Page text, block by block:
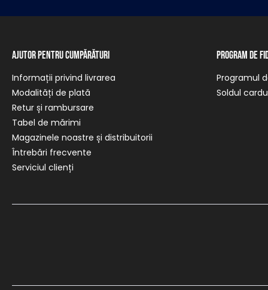
Ajutor pentru cumpărături
Informații privind livrarea
Modalități de plată
Retur și rambursare
Tabel de mărimi
Magazinele noastre și distribuitorii
Întrebări frecvente
Serviciul clienți
Program de
Programul
Soldul